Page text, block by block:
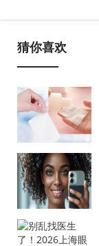
猜你喜欢